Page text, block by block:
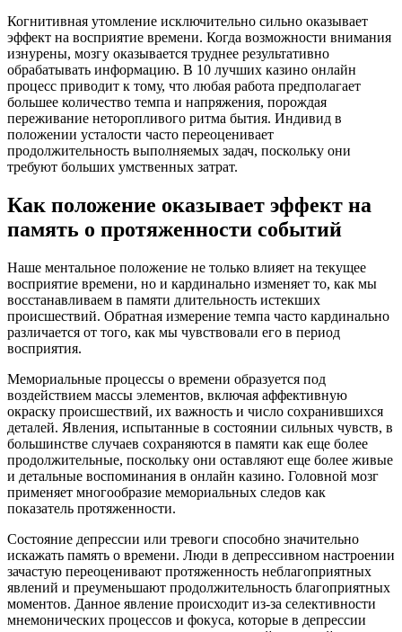
Когнитивная утомление исключительно сильно оказывает
эффект на восприятие времени. Когда возможности внимания
изнурены, мозгу оказывается труднее результативно
обрабатывать информацию. В 10 лучших казино онлайн
процесс приводит к тому, что любая работа предполагает
большее количество темпа и напряжения, порождая
переживание неторопливого ритма бытия. Индивид в
положении усталости часто переоценивает
продолжительность выполняемых задач, поскольку они
требуют больших умственных затрат.
Как положение оказывает эффект на
память о протяженности событий
Наше ментальное положение не только влияет на текущее
восприятие времени, но и кардинально изменяет то, как мы
восстанавливаем в памяти длительность истекших
происшествий. Обратная измерение темпа часто кардинально
различается от того, как мы чувствовали его в период
восприятия.
Мемориальные процессы о времени образуется под
воздействием массы элементов, включая аффективную
окраску происшествий, их важность и число сохранившихся
деталей. Явления, испытанные в состоянии сильных чувств, в
большинстве случаев сохраняются в памяти как еще более
продолжительные, поскольку они оставляют еще более живые
и детальные воспоминания в онлайн казино. Головной мозг
применяет многообразие мемориальных следов как
показатель протяженности.
Состояние депрессии или тревоги способно значительно
искажать память о времени. Люди в депрессивном настроении
зачастую переоценивают протяженность неблагоприятных
явлений и преуменьшают продолжительность благоприятных
моментов. Данное явление происходит из-за селективности
мнемонических процессов и фокуса, которые в депрессии